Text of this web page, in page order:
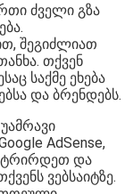
ძველი გზა
შეგიძლიათ
თქვენ
საქმე ეხება
და ბრენდებს.
AdSense,
და
ვებსაიტზე.